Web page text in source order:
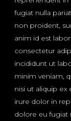
fugiat nulla
non proident,
anim id est
consectetur
incididunt ut
minim veniam,
nisi ut aliquip
irure dolor in
dolore eu fugiat